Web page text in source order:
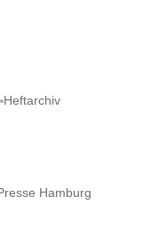
Heftarchiv
Hamburg